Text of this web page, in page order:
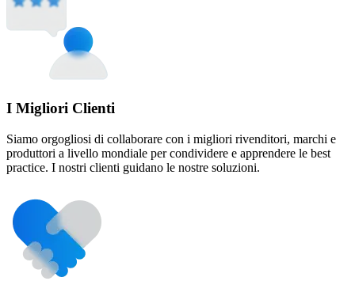
I Migliori Clienti
Siamo orgogliosi di collaborare con i migliori rivenditori, marchi e
produttori a livello mondiale per condividere e apprendere le best
practice. I nostri clienti guidano le nostre soluzioni.